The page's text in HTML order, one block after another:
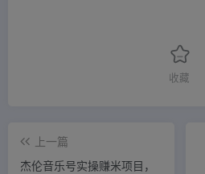
收藏
上一篇
杰伦音乐号实操赚米项目，